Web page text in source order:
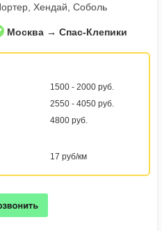
Хендай, Соболь
Москва → Спас-Клепики
1500 - 2000 руб.
2550 - 4050 руб.
4800 руб.
17 руб/км